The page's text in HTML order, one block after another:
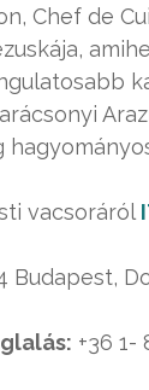
Chef de
vacsoráról
Budapest,
+36 1-